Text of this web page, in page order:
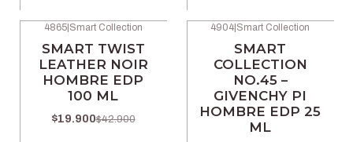
4865| Smart Collection
SMART TWIST
LEATHER NOIR
HOMBRE EDP
100 ML
$19.900$42.900
4904 Smart Collection
SMART
COLLECTION
NO.45 –
GIVENCHY PI
HOMBRE EDP 25
ML